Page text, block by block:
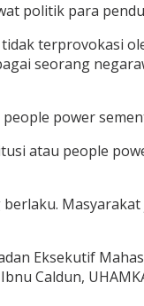
politik para
terprovokasi
seorang
power
atau people
Eksekutif
Caldun,